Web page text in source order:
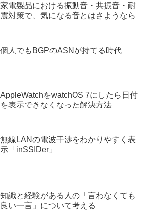
家電製品における振動音・共振音・耐
震対策で、気になる音とはさようなら
個人でもBGPのASNが持てる時代
AppleWatchをwatchOS 7にしたら日付
を表示できなくなった解決方法
無線LANの電波干渉をわかりやすく表
示「inSSIDer」
知識と経験がある人の「言わなくても
良い一言」について考える